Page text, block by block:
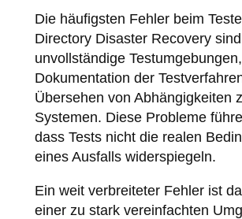
Die häufigsten Fehler beim
Directory Disaster Recovery sind
unvollständige
Dokumentation der
Übersehen von Abhängigkeiten
Systemen. Diese Probleme
dass Tests nicht die realen
eines Ausfalls widerspiegeln.
Ein weit verbreiteter Fehler ist
einer zu stark vereinfachten